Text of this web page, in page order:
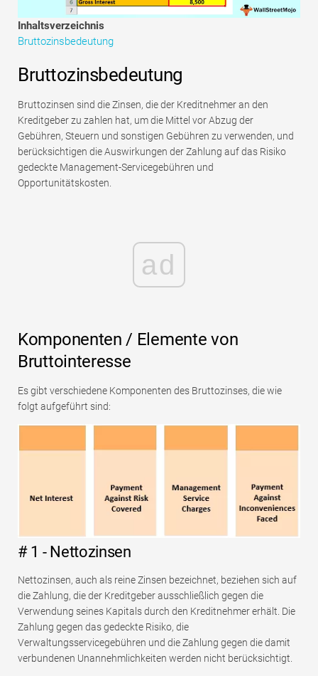
Tutorials zur Finanzmodellierung
Vollständige Form
Risikomanagement-Tutorials
Inhaltsverzeichnis
Bruttozinsbedeutung
Bruttozinsbedeutung
Bruttozinsen sind die Zinsen, die der Kreditnehmer an den
Kreditgeber zu zahlen hat, um die Mittel vor Abzug der
Gebühren, Steuern und sonstigen Gebühren zu verwenden, und
berücksichtigen die Auswirkungen der Zahlung auf das Risiko
gedeckte Management-Servicegebühren und
Opportunitätskosten.
ad
Komponenten / Elemente von
Bruttointeresse
Es gibt verschiedene Komponenten des Bruttozinses, die wie
folgt aufgeführt sind:
# 1 - Nettozinsen
Nettozinsen, auch als reine Zinsen bezeichnet, beziehen sich auf
die Zahlung, die der Kreditgeber ausschließlich gegen die
Verwendung seines Kapitals durch den Kreditnehmer erhält. Die
Zahlung gegen das gedeckte Risiko, die
Verwaltungsservicegebühren und die Zahlung gegen die damit
verbundenen Unannehmlichkeiten werden nicht berücksichtigt.